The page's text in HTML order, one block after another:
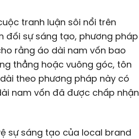
tranh luận sôi nổi trên
đối sự sáng tạo, phương pháp
rằng áo dài nam vốn bao
thẳng hoặc vuông góc, tôn
theo phương pháp này có
nam vốn đã được chấp nhận
sự sáng tạo của local brand